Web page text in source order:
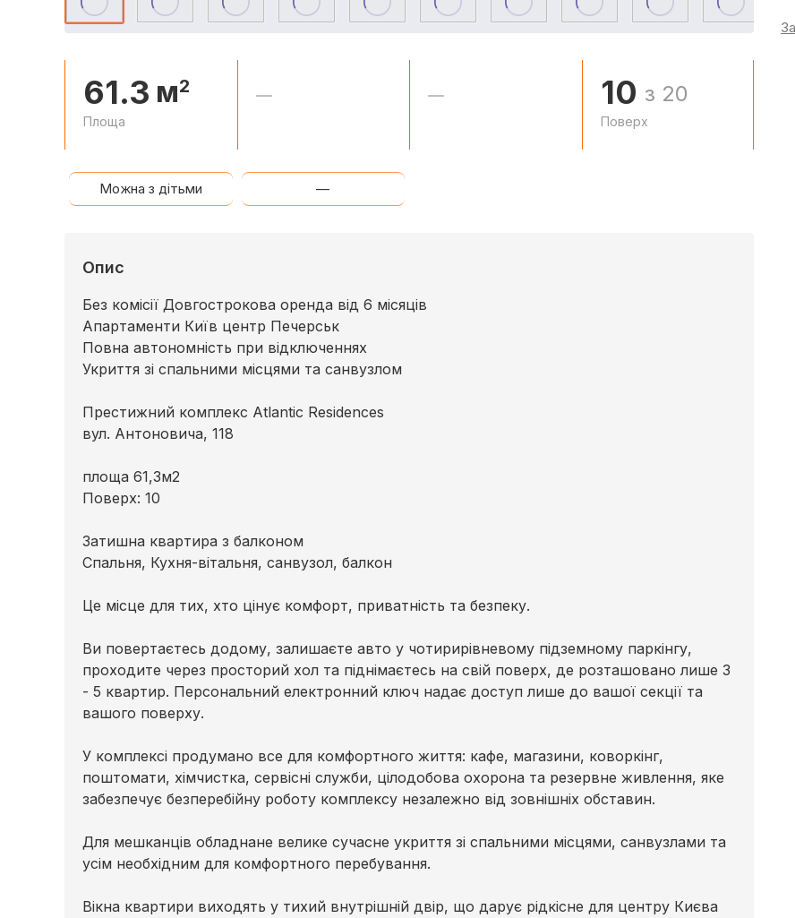
61.3 м2
Площа
— — 10 з 20
Поверх
Можна з дітьми —
Опис
Без комісії Довгострокова оренда від 6 місяців
Апартаменти Київ центр Печерськ
Повна автономність при відключеннях
Укриття зі спальними місцями та санвузлом
Престижний комплекс Atlantic Residences
вул. Антоновича, 118
площа 61,3м2
Поверх: 10
Затишна квартира з балконом
Спальня, Кухня-вітальня, санвузол, балкон
Це місце для тих, хто цінує комфорт, приватність та безпеку.
Ви повертаєтесь додому, залишаєте авто у чотирирівневому підземному паркінгу,
проходите через просторий хол та піднімаєтесь на свій поверх, де розташовано лише 3
- 5 квартир. Персональний електронний ключ надає доступ лише до вашої секції та
вашого поверху.
У комплексі продумано все для комфортного життя: кафе, магазини, коворкінг,
поштомати, хімчистка, сервісні служби, цілодобова охорона та резервне живлення, яке
забезпечує безперебійну роботу комплексу незалежно від зовнішніх обставин.
Для мешканців обладнане велике сучасне укриття зі спальними місцями, санвузлами та
усім необхідним для комфортного перебування.
Вікна квартири виходять у тихий внутрішній двір, що дарує рідкісне для центру Києва